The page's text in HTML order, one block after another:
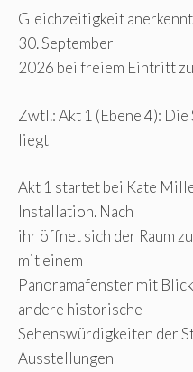
Gleichzeitigkeit
30. September
2026 bei freiem Eintritt
Zwtl.: Akt 1 (Ebene 4):
liegt
Akt 1 startet bei Kate
Installation. Nach
ihr öffnet sich der Raum
mit einem
Panoramafenster mit
andere historische
Sehenswürdigkeiten der
Ausstellungen